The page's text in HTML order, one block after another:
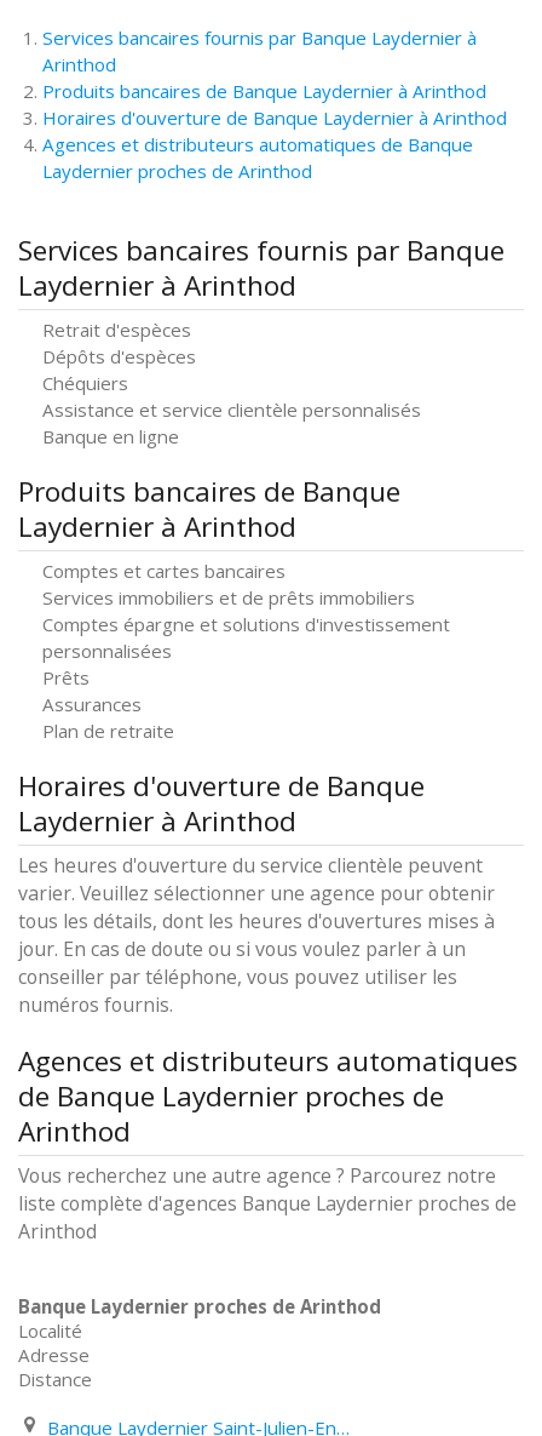
Services bancaires fournis par Banque Laydernier à
Arinthod
Produits bancaires de Banque Laydernier à Arinthod
Horaires d'ouverture de Banque Laydernier à Arinthod
Agences et distributeurs automatiques de Banque
Laydernier proches de Arinthod
Services bancaires fournis par Banque
Laydernier à Arinthod
Retrait d'espèces
Dépôts d'espèces
Chéquiers
Assistance et service clientèle personnalisés
Banque en ligne
Produits bancaires de Banque
Laydernier à Arinthod
Comptes et cartes bancaires
Services immobiliers et de prêts immobiliers
Comptes épargne et solutions d'investissement
personnalisées
Prêts
Assurances
Plan de retraite
Horaires d'ouverture de Banque
Laydernier à Arinthod
Les heures d'ouverture du service clientèle peuvent
varier. Veuillez sélectionner une agence pour obtenir
tous les détails, dont les heures d'ouvertures mises à
jour. En cas de doute ou si vous voulez parler à un
conseiller par téléphone, vous pouvez utiliser les
numéros fournis.
Agences et distributeurs automatiques
de Banque Laydernier proches de
Arinthod
Vous recherchez une autre agence ? Parcourez notre
liste complète d'agences Banque Laydernier proches de
Arinthod
Banque Laydernier proches de Arinthod
Localité
Adresse
Distance
Banque Laydernier Saint-Julien-En-Genevois 1, Rue Du Général Pacthod